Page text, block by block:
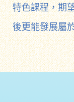
特色課程，期
後更能發展屬